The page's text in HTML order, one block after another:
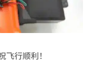
行顺利！